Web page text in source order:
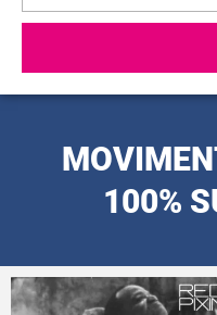
100%